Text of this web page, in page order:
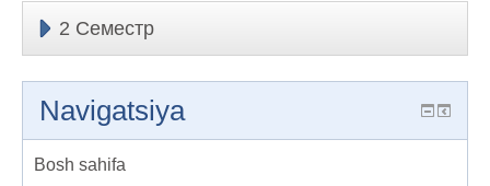
2 Семестр
Navigatsiya
Bosh sahifa